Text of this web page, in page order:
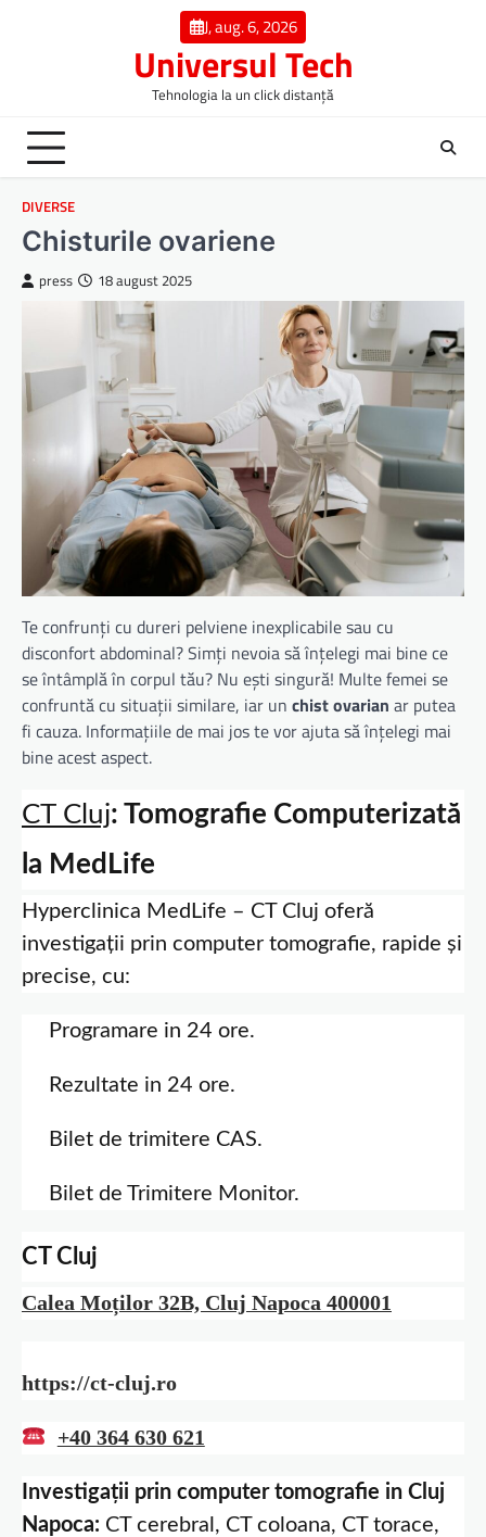
J, aug. 6, 2026
Universul Tech
Tehnologia la un click distanță
DIVERSE
Chisturile ovariene
press 18 august 2025
Te confrunți cu dureri pelviene inexplicabile sau cu
disconfort abdominal? Simți nevoia să înțelegi mai bine ce
se întâmplă în corpul tău? Nu ești singură! Multe femei se
confruntă cu situații similare, iar un chist ovarian ar putea
fi cauza. Informațiile de mai jos te vor ajuta să înțelegi mai
bine acest aspect.
CT Cluj: Tomografie Computerizată
la MedLife
Hyperclinica MedLife – CT Cluj oferă
investigații prin computer tomografie, rapide și
precise, cu:
Programare in 24 ore.
Rezultate in 24 ore.
Bilet de trimitere CAS.
Bilet de Trimitere Monitor.
CT Cluj
Calea Moților 32B, Cluj Napoca 400001
https://ct-cluj.ro
+40 364 630 621
Investigații prin computer tomografie in Cluj
Napoca: CT cerebral, CT coloana, CT torace,